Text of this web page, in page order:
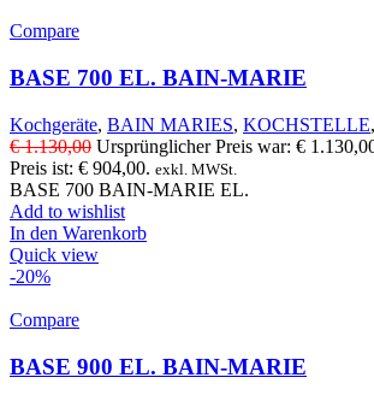
Compare
BASE 700 EL. BAIN-MARIE
Kochgeräte, BAIN MARIES, KOCHSTELLE,
€1.130,00 Ursprünglicher Preis war: €
Preis ist: € 904,00. exkl. MWSt.
BASE 700 BAIN-MARIE EL.
Add to wishlist
In den Warenkorb
Quick view
-20%
Compare
BASE 900 EL. BAIN-MARIE